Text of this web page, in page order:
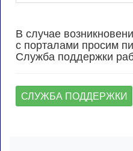
В случае
с порталами просим
Служба поддержки
СЛУЖБА ПОДДЕРЖКИ